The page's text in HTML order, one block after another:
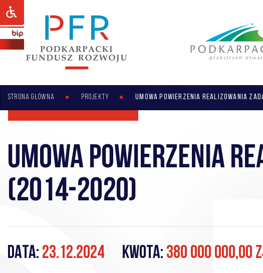
STRONA GŁÓWNA PROJEKTY UMOWA POWIERZENIA REALIZOWANIA
UMOWA POWIERZENIA
(2014-2020)
DATA: 23.12.2024 KWOTA: 380 000 000,00